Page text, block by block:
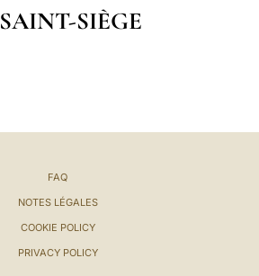
SAINT-SIÈGE
FAQ
NOTES LÉGALES
COOKIE POLICY
PRIVACY POLICY